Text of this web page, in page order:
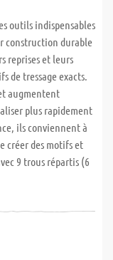
outils indispensables
construction durable
reprises et leurs
de tressage exacts.
augmentent
plus rapidement
ils conviennent à
créer des motifs et
9 trous répartis (6